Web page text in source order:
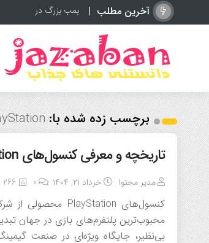
آخرین مطلب بمب بزرگ در آنفیلد
برچسب زده شده با:
تاریخچه و معرفی کنسول‌های PlayStation
مدیر محتوا خرداد ۲۱, ۱۴۰۴ 0
266
محبوب‌ترین پلتفرم‌های بازی در جهان